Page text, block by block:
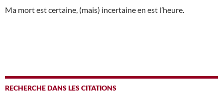
Ma mort est certaine, (mais) incertaine en est l’heure.
RECHERCHE DANS LES CITATIONS